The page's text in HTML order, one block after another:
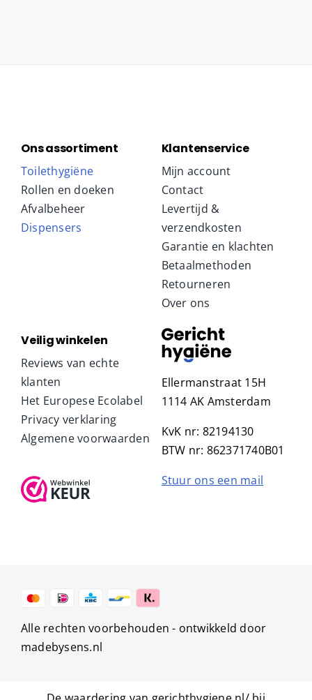
Ons assortiment
Toilethygiëne
Rollen en doeken
Afvalbeheer
Dispensers
Klantenservice
Mijn account
Contact
Levertijd &
verzendkosten
Garantie en klachten
Betaalmethoden
Retourneren
Over ons
Veilig winkelen
Reviews van echte
klanten
Het Europese Ecolabel
Privacy verklaring
Algemene voorwaarden
Ellermanstraat 15H
1114 AK Amsterdam
KvK nr: 82194130
BTW nr: 862371740B01
Stuur ons een mail
Alle rechten voorbehouden - ontwikkeld door
madebysens.nl